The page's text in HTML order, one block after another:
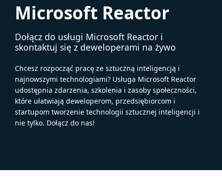
Microsoft Reactor
Dołącz do usługi Microsoft Reactor i
skontaktuj się z deweloperami na żywo
Chcesz rozpocząć pracę ze sztuczną inteligencją i
najnowszymi technologiami? Usługa Microsoft Reactor
udostępnia zdarzenia, szkolenia i zasoby społeczności,
które ułatwiają deweloperom, przedsiębiorcom i
startupom tworzenie technologii sztucznej inteligencji i
nie tylko. Dołącz do nas!